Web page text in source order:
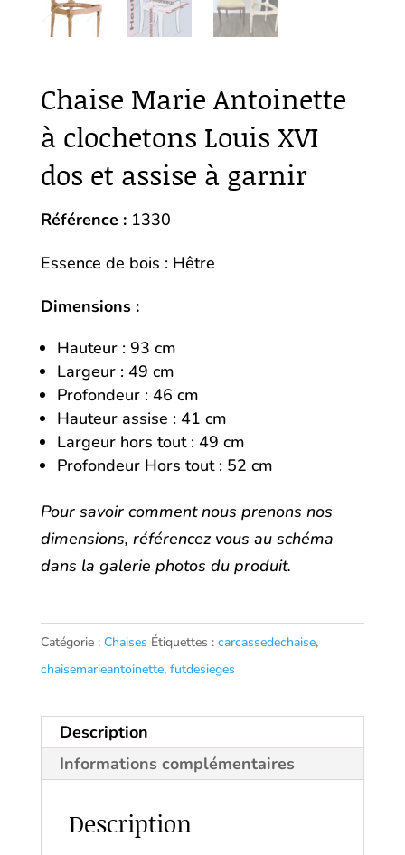
Chaise Marie Antoinette
à clochetons Louis XVI
dos et assise à garnir
Référence :1330
Essence de bois : Hêtre
Dimensions :
Hauteur : 93 cm
Largeur : 49 cm
Profondeur : 46 cm
Hauteur assise : 41 cm
Largeur hors tout : 49 cm
Profondeur Hors tout : 52 cm
Pour savoir comment nous prenons nos
dimensions, référencez vous au schéma
dans la galerie photos du produit.
Catégorie : Chaises Étiquettes : carcassedechaise,
chaisemarieantoinette, futdesieges
Description
Informations complémentaires
Description